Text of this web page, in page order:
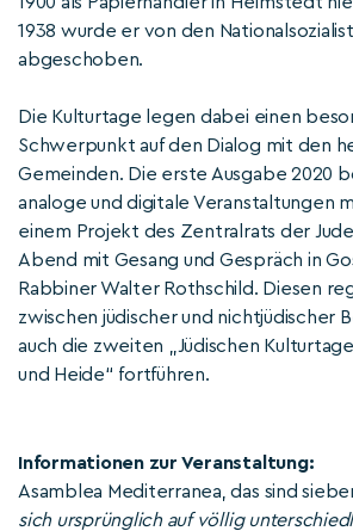
1938 wurde er von den
abgeschoben.
Die Kulturtage legen dabei einen
Schwerpunkt auf den Dialog mit den
Gemeinden. Die erste Ausgabe 2020
analoge und digitale Veranstaltungen
einem Projekt des Zentralrats der
Abend mit Gesang und Gespräch in
Rabbiner Walter Rothschild. Diesen
zwischen jüdischer und nichtjüdischer
auch die zweiten „Jüdischen
und Heide“ fortführen.
Informationen zur Veranstaltung:
Asamblea Mediterranea, das sind
sich ursprünglich auf völlig